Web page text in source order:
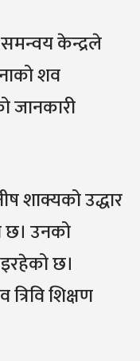
केन्द्रले
शव
जानकारी
शाक्यको उद्धार
छ। उनको
छ।
शिक्षण